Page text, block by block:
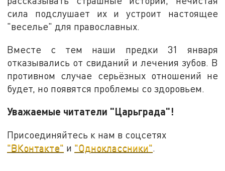
сила подслушает их и устроит настоящее
"веселье" для православных.
Вместе с тем наши предки 31 января
отказывались от свиданий и лечения зубов. В
противном случае серьёзных отношений не
будет, но появятся проблемы со здоровьем.
Уважаемые читатели "Царьграда"!
Присоединяйтесь к нам в соцсетях
"ВКонтакте" и "Одноклассники".